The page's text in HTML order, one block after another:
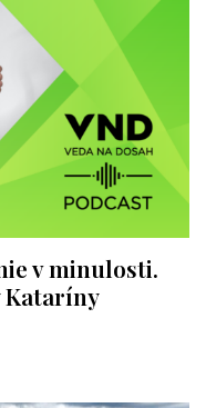
v minulosti.
Kataríny